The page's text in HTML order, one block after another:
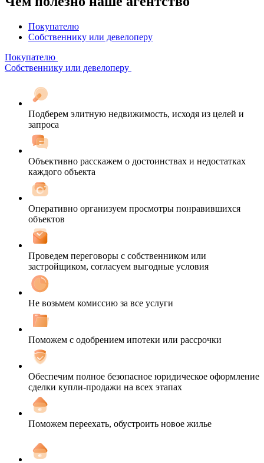
Покупателю
Собственнику или девелоперу
Покупателю
Собственнику или девелоперу
Подберем элитную недвижимость, исходя из целей и
запроса
Объективно расскажем о достоинствах и недостатках
каждого объекта
Оперативно организуем просмотры понравившихся
объектов
Проведем переговоры с собственником или
застройщиком, согласуем выгодные условия
Не возьмем комиссию за все услуги
Поможем с одобрением ипотеки или рассрочки
Обеспечим полное безопасное юридическое оформление
сделки купли-продажи на всех этапах
Поможем переехать, обустроить новое жилье